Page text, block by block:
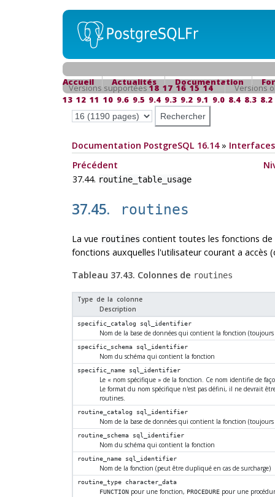
Accueil Actualités Documentation
Versions supportées18 17 16 15 14
Versions
13 12 11 10 9.6 9.5 9.4 9.3 9.2 9.1 9.0 8.4 8.3 8.2
Documentation PostgreSQL 16.14»
Précédent
37.44. routine_table_usage
37.45. routines
La vue routines contient toutes les fonctions de
fonctions auxquelles l'utilisateur courant a accès
Tableau 37.43. Colonnes de routines
Type de la colonne
Description
specific_catalog sql_identifier
Nom de la base de données qui contient la fonction (toujours
specific_schema sql_identifier
Nom du schéma qui contient la fonction
specific_name sql_identifier
Le « nom spécifique» de la fonction. Ce nom identifie de
Le format du nom spécifique n'est pas défini, il ne devrait
routines.
routine_catalog sql_identifier
Nom de la base de données qui contient la fonction (toujours
routine_schema sql_identifier
Nom du schéma qui contient la fonction
routine_name sql_identifier
Nom de la fonction (peut être dupliqué en cas de surcharge)
routine_type
character_data
FUNCTIONpour une fonction, PROCEDUREpour une